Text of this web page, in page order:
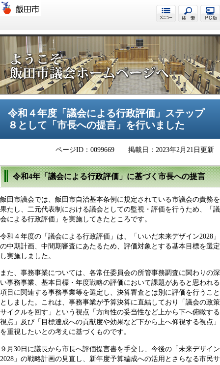
飯田市議会
令和４年度「議会による行政評価」ステップ
８として「市長への提言」を行いました
ページID：0099669 掲載日：2023年2月21日更新
令和4年「議会による行政評価」に基づく市長への提言
飯田市議会では、飯田市自治基本条例に規定されている市議会の責務を
果たし、二元代表制における議会としての監視・評価を行うため、「議
会による行政評価」を実施してきたところです。
令和４年度の「議会による行政評価」は、「いいだ未来デザイン2028」
の中期計画、中間期審査にあたるため、評価対象とする基本目標を選定
し実施しました。
また、事務事業については、各常任委員会の所管事務調査に関わりの深
い事務事業、基本目標・年度戦略の評価において課題があると思われる
項目に関連する事務事業等を選定し、決算審査とは別に評価を行うこと
としました。これは、事務事業が予算決算に直結しており「議会の政策
サイクルを回す」という視点「方向性の妥当性など上から下へ俯瞰する
視点」及び「目標達成への貢献度や効果など下から上へ仰視する視点」
を重視したいとの考えに基づくものです。
９月30日に議長から市長へ評価提言書を手交し、今後の「未来デザイン
2028」の戦略計画の見直し、新年度予算編成への活用とさらなる市民サ